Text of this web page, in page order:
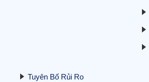
Tuyên Bố Rủi Ro